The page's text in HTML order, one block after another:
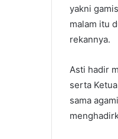
yakni
malam itu
rekannya.
Asti hadir
serta
sama